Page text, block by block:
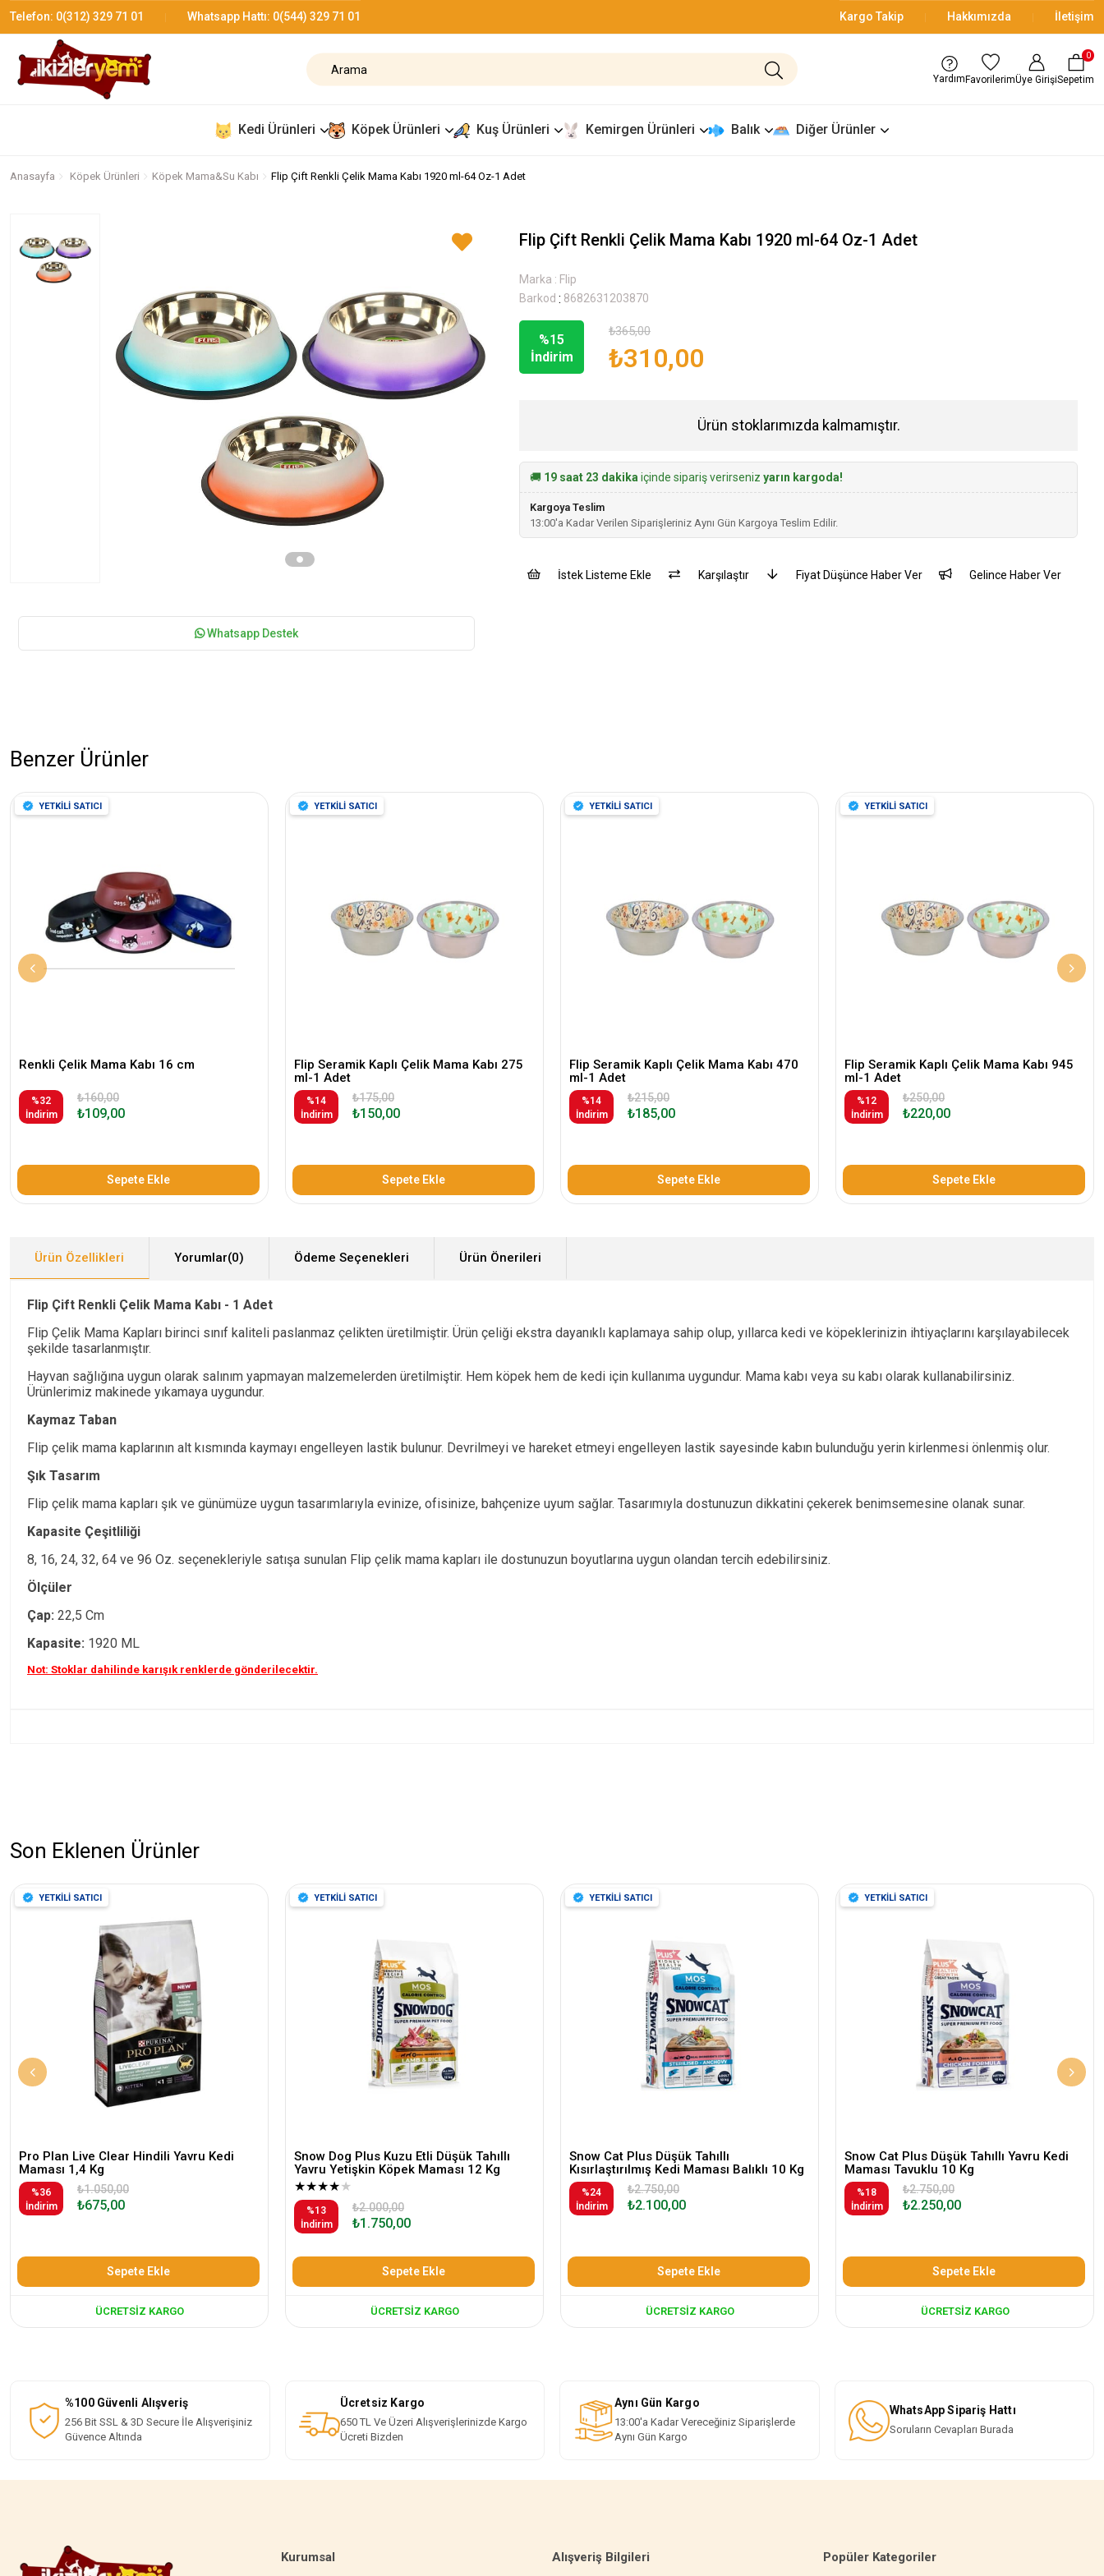
Telefon: 0(312) 329 71 01 Whatsapp Hattı: 0(544) 329 71 01 Kargo Takip Hakkımızda İletişim
Yardım FavorilerimÜye GirişiSepetim
0
Kedi Ürünleri Köpek Ürünleri Kuş Ürünleri Kemirgen Ürünleri Balık Diğer Ürünler
Anasayfa Köpek Ürünleri Köpek Mama&Su Kabı Flip Çift Renkli Çelik Mama Kabı 1920 ml-64 Oz-1 Adet
Whatsapp Destek
Flip Çift Renkli Çelik Mama Kabı 1920 ml-64 Oz-1 Adet
Marka : Flip
Barkod : 8682631203870
%15
İndirim
₺365,00
₺310,00
Ürün stoklarımızda kalmamıştır.
🚚 19 saat 23 dakika içinde sipariş verirseniz yarın kargoda!
Kargoya Teslim
13:00'a Kadar Verilen Siparişleriniz Aynı Gün Kargoya Teslim Edilir.
İstek Listeme Ekle Karşılaştır Fiyat Düşünce Haber Ver Gelince Haber Ver
Benzer Ürünler
Renkli Çelik Mama Kabı 16 cm
%32
İndirim
₺109,00
₺160,00
Sepete Ekle
YETKİLİ SATICI
Flip Seramik Kaplı Çelik Mama Kabı 275
ml-1 Adet
%14
İndirim
₺150,00
₺175,00
Sepete Ekle
YETKİLİ SATICI
Flip Seramik Kaplı Çelik Mama Kabı 470
ml-1 Adet
%14
İndirim
₺185,00
₺215,00
Sepete Ekle
YETKİLİ SATICI
Flip Seramik Kaplı Çelik Mama Kabı 945
ml-1 Adet
%12
İndirim
₺220,00
₺250,00
Sepete Ekle
YETKİLİ SATICI
Ürün Özellikleri Yorumlar(0) Ödeme Seçenekleri Ürün Önerileri
Flip Çift Renkli Çelik Mama Kabı - 1 Adet
Flip Çelik Mama Kapları birinci sınıf kaliteli paslanmaz çelikten üretilmiştir. Ürün çeliği ekstra dayanıklı kaplamaya sahip olup, yıllarca kedi ve köpeklerinizin ihtiyaçlarını karşılayabilecek
şekilde tasarlanmıştır.
Hayvan sağlığına uygun olarak salınım yapmayan malzemelerden üretilmiştir. Hem köpek hem de kedi için kullanıma uygundur. Mama kabı veya su kabı olarak kullanabilirsiniz.
Ürünlerimiz makinede yıkamaya uygundur.
Kaymaz Taban
Flip çelik mama kaplarının alt kısmında kaymayı engelleyen lastik bulunur. Devrilmeyi ve hareket etmeyi engelleyen lastik sayesinde kabın bulunduğu yerin kirlenmesi önlenmiş olur.
Şık Tasarım
Flip çelik mama kapları şık ve günümüze uygun tasarımlarıyla evinize, ofisinize, bahçenize uyum sağlar. Tasarımıyla dostunuzun dikkatini çekerek benimsemesine olanak sunar.
Kapasite Çeşitliliği
8, 16, 24, 32, 64 ve 96 Oz. seçenekleriyle satışa sunulan Flip çelik mama kapları ile dostunuzun boyutlarına uygun olandan tercih edebilirsiniz.
Ölçüler
Çap: 22,5 Cm
Kapasite: 1920 ML
Not: Stoklar dahilinde karışık renklerde gönderilecektir.
Son Eklenen Ürünler
Pro Plan Live Clear Hindili Yavru Kedi
Maması 1,4 Kg
%36
İndirim
₺675,00
₺1.050,00
Sepete Ekle
ÜCRETSIZ KARGO
YETKİLİ SATICI
Snow Dog Plus Kuzu Etli Düşük Tahıllı
Yavru Yetişkin Köpek Maması 12 Kg
★★★★★
%13
İndirim
₺1.750,00
₺2.000,00
Sepete Ekle
ÜCRETSIZ KARGO
YETKİLİ SATICI
Snow Cat Plus Düşük Tahıllı
Kısırlaştırılmış Kedi Maması Balıklı 10 Kg
%24
İndirim
₺2.100,00
₺2.750,00
Sepete Ekle
ÜCRETSIZ KARGO
YETKİLİ SATICI
Snow Cat Plus Düşük Tahıllı Yavru Kedi
Maması Tavuklu 10 Kg
%18
İndirim
₺2.250,00
₺2.750,00
Sepete Ekle
ÜCRETSIZ KARGO
YETKİLİ SATICI
%100 Güvenli Alışveriş
256 Bit SSL & 3D Secure İle Alışverişiniz
Güvence Altında
Ücretsiz Kargo
650 TL Ve Üzeri Alışverişlerinizde Kargo
Ücreti Bizden
Aynı Gün Kargo
13:00'a Kadar Vereceğiniz Siparişlerde
Aynı Gün Kargo
WhatsApp Sipariş Hattı
Soruların Cevapları Burada
Kurumsal Alışveriş Bilgileri Popüler Kategoriler